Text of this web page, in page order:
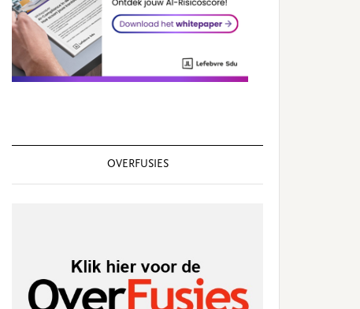
OVERFUSIES